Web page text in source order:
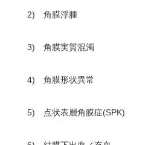
2) 角膜浮腫
3) 角膜実質混濁
4) 角膜形状異常
5) 点状表層角膜症(SPK)